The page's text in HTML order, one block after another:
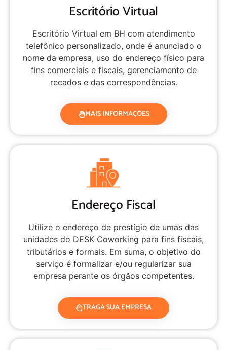
Escritório Virtual
Escritório Virtual em BH com atendimento
telefônico personalizado, onde é anunciado o
nome da empresa, uso do endereço físico para
fins comerciais e fiscais, gerenciamento de
recados e das correspondências.
MAIS INFORMAÇÕES
Endereço Fiscal
Utilize o endereço de prestígio de umas das
unidades do DESK Coworking para fins fiscais,
tributários e formais. Em suma, o objetivo do
serviço é formalizar e/ou regularizar sua
empresa perante os órgãos competentes.
TRAGA SUA EMPRESA